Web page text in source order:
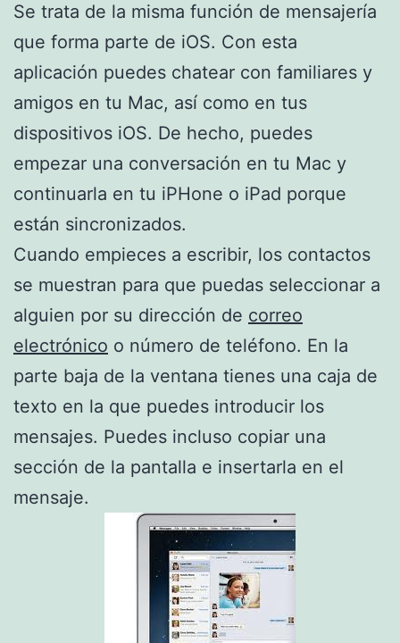
Se trata de la misma función de mensajería
que forma parte de iOS. Con esta
aplicación puedes chatear con familiares y
amigos en tu Mac, así como en tus
dispositivos iOS. De hecho, puedes
empezar una conversación en tu Mac y
continuarla en tu iPHone o iPad porque
están sincronizados.
Cuando empieces a escribir, los contactos
se muestran para que puedas seleccionar a
alguien por su dirección de correo
electrónico o número de teléfono. En la
parte baja de la ventana tienes una caja de
texto en la que puedes introducir los
mensajes. Puedes incluso copiar una
sección de la pantalla e insertarla en el
mensaje.